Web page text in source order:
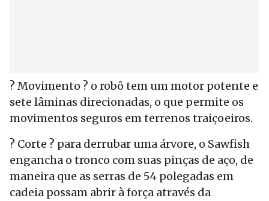
? Movimento ? o robô tem um motor potente e
sete lâminas direcionadas, o que permite os
movimentos seguros em terrenos traiçoeiros.
? Corte ? para derrubar uma árvore, o Sawfish
engancha o tronco com suas pinças de aço, de
maneira que as serras de 54 polegadas em
cadeia possam abrir à força através da